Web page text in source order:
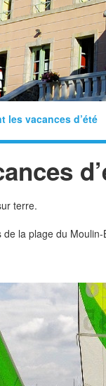
les vacances d’été
terre.
la plage du